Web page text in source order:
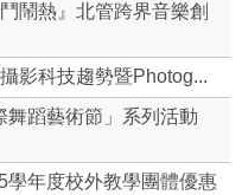
鬧熱』北管跨界音樂創
影科技趨勢暨Photog...
蹈藝術節」系列活動
學年度校外教學團體優惠